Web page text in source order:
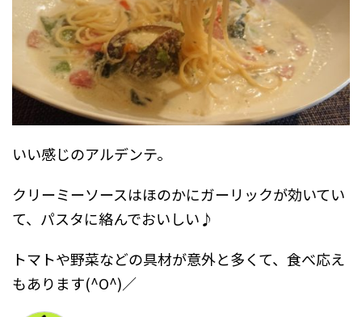
いい感じのアルデンテ。
クリーミーソースはほのかにガーリックが効いてい
て、パスタに絡んでおいしい♪
トマトや野菜などの具材が意外と多くて、食べ応え
もあります(^O^)／